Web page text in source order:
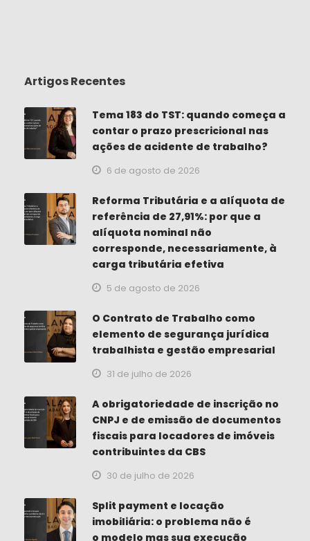
Artigos Recentes
Tema 183 do TST: quando começa a
contar o prazo prescricional nas
ações de acidente de trabalho?
6 de agosto de 2026
Reforma Tributária e a alíquota de
referência de 27,91%: por que a
alíquota nominal não
corresponde, necessariamente, à
carga tributária efetiva
5 de agosto de 2026
O Contrato de Trabalho como
elemento de segurança jurídica
trabalhista e gestão empresarial
31 de julho de 2026
A obrigatoriedade de inscrição no
CNPJ e de emissão de documentos
fiscais para locadores de imóveis
contribuintes da CBS
30 de julho de 2026
Split payment e locação
imobiliária: o problema não é
o modelo mas sua execução